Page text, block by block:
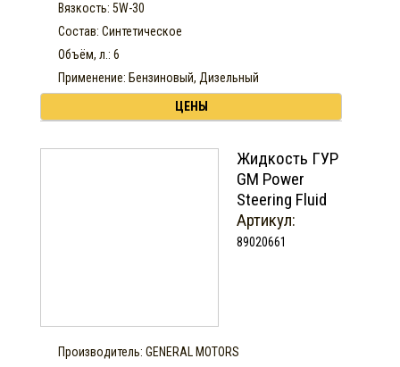
Вязкость: 5W-30
Состав: Синтетическое
Объём, л.: 6
Применение: Бензиновый, Дизельный
ЦЕНЫ
Жидкость ГУР
GM Power
Steering Fluid
Артикул:
89020661
Производитель: GENERAL MOTORS